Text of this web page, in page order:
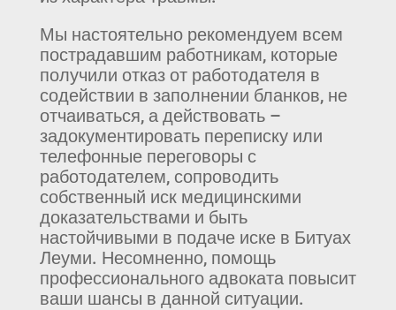
Мы настоятельно рекомендуем всем
пострадавшим работникам, которые
получили отказ от работодателя в
содействии в заполнении бланков, не
отчаиваться, а действовать –
задокументировать переписку или
телефонные переговоры с
работодателем, сопроводить
собственный иск медицинскими
доказательствами и быть
настойчивыми в подаче иске в Битуах
Леуми. Несомненно, помощь
профессионального адвоката повысит
ваши шансы в данной ситуации.